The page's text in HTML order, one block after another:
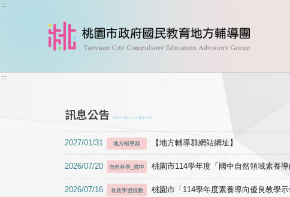
跳到主要內容
:::
:::
訊息公告 Announcements
2027/01/31 地方輔導群 【地方輔導群網站網址】
2026/07/20 自然科學_國中 桃園市114學年度「國中自然領域素養
2026/07/16 有效學習推動 桃園市「114學年度素養導向優良教學